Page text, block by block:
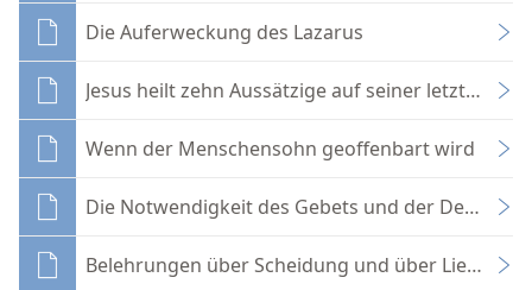
Die Auferweckung des Lazarus
Jesus heilt zehn Aussätzige auf seiner letzten
Wenn der Menschensohn geoffenbart wird
Die Notwendigkeit des Gebets und der Demut
Belehrungen über Scheidung und über Liebe zu